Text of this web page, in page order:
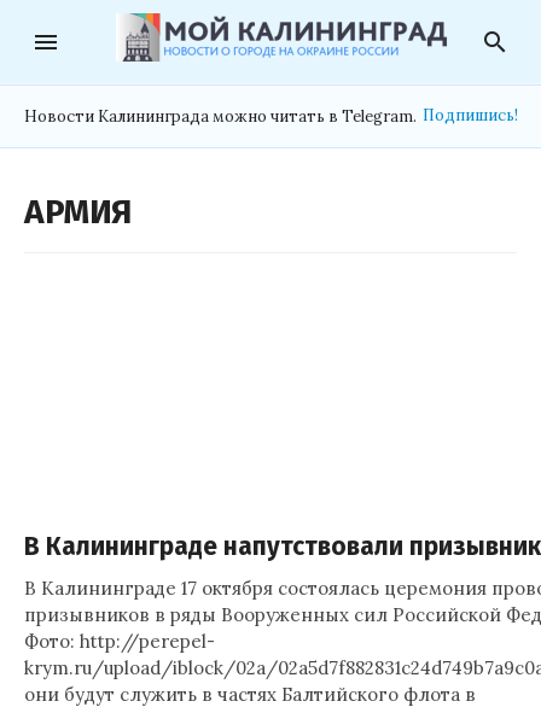
menu search
Новости Калининграда можно читать в Telegram. Подпишись!
АРМИЯ
В Калининграде напутствовали
В Калининграде 17 октября состоялась церемония
призывников в ряды Вооруженных сил Российской
Фото: http://perepel-
krym.ru/upload/iblock/02a/
они будут служить в частях Балтийского флота в